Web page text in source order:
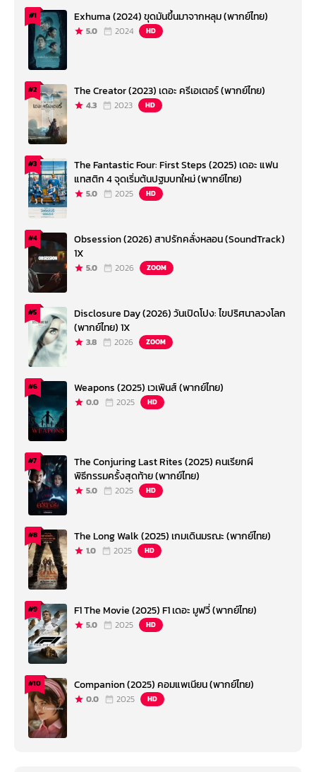
#1 Exhuma (2024) ขุดมันขึ้นมาจากหลุม (พากย์ไทย)
5.0 2024 HD
#2 The Creator (2023) เดอะ ครีเอเตอร์ (พากย์ไทย)
4.3 2023 HD
#3
The Fantastic Four: First Steps (2025) เดอะ แฟน
แทสติก 4 จุดเริ่มต้นปฐมบทใหม่ (พากย์ไทย)
5.0 2025 HD
#4
Obsession (2026) สาปรักคลั่งหลอน (SoundTrack)
1X
5.0 2026 ZOOM
#5
Disclosure Day (2026) วันเปิดโปง: ไขปริศนาลวงโลก
(พากย์ไทย) 1X
3.8 2026 ZOOM
#6 Weapons (2025) เวเพินส์ (พากย์ไทย)
0.0 2025 HD
#7
The Conjuring Last Rites (2025) คนเรียกผี
พิธีกรรมครั้งสุดท้าย (พากย์ไทย)
5.0 2025 HD
#8 The Long Walk (2025) เกมเดินมรณะ (พากย์ไทย)
1.0 2025 HD
#9 F1 The Movie (2025) F1 เดอะ มูฟวี่ (พากย์ไทย)
5.0 2025 HD
#10 Companion (2025) คอมแพเนียน (พากย์ไทย)
0.0 2025 HD